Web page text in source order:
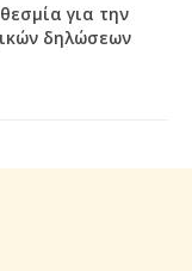
για την
δηλώσεων